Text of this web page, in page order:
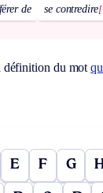
de se contredire
définition du mot
E F G